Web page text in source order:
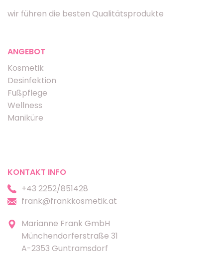
wir führen die besten Qualitätsprodukte
ANGEBOT
Kosmetik
Desinfektion
Fußpflege
Wellness
Maniküre
KONTAKT INFO
+43 2252/851428
frank@frankkosmetik.at
Marianne Frank GmbH
Münchendorferstraße 31
A-2353 Guntramsdorf